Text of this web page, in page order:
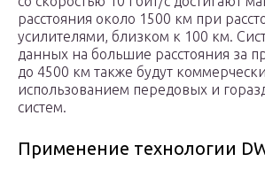
расстояния около 1500 км при
усилителями, близком к 100 км.
данных на большие расстояния за
до 4500 км также будут
использованием передовых и
систем.
Применение технологии